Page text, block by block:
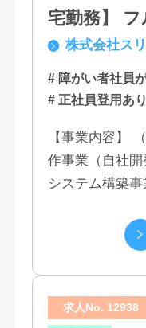
宅
株式会社ス
# 障がい者社員
# 正社員登用あり
【事業内容】
作事業（自社
システム構築
（5）営業代行
求人No. 12938